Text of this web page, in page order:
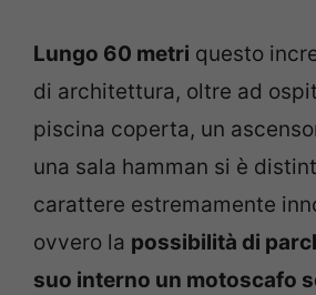
Lungo 60 metri questo
di architettura, oltre ad
piscina coperta, un
una sala hamman si è
carattere estremamente
ovvero la possibilità di
suo interno un motoscafo